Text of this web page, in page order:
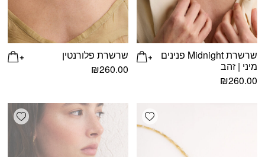
שרשרת Midnight פנינים
מיני | זהב
₪260.00
שרשרת פלורנטין
₪260.00
Add wishlist